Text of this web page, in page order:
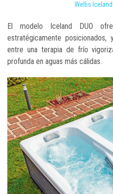
Wellis
El modelo Iceland DUO
estratégicamente
entre una terapia de frío
profunda en aguas más cálidas.